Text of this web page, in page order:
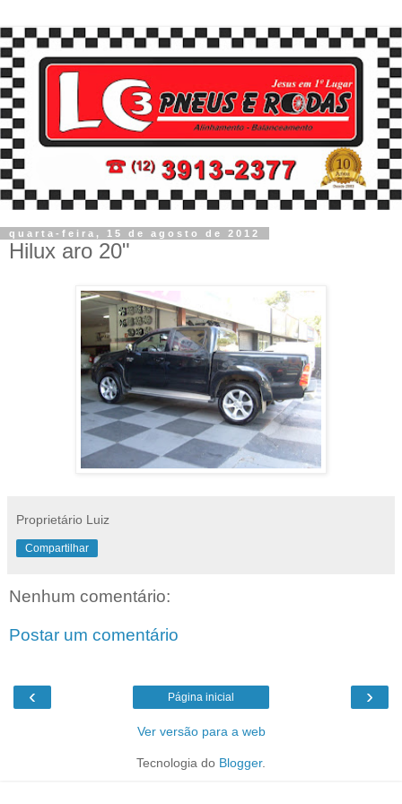
quarta-feira, 15 de agosto de 2012
Hilux aro 20"
Proprietário Luiz
Compartilhar
Nenhum comentário:
Postar um comentário
‹ ›
Página inicial
Ver versão para a web
Tecnologia do Blogger.